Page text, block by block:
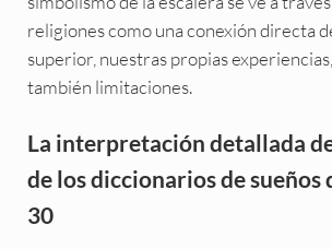
religiones como una conexión directa
superior, nuestras propias
también limitaciones.
La interpretación detallada
de los diccionarios de sueños
30